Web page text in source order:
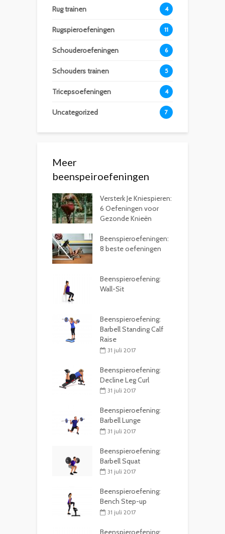
Rug trainen 4
Rugspieroefeningen 11
Schouderoefeningen 6
Schouders trainen 5
Tricepsoefeningen 4
Uncategorized 7
Meer
beenspeiroefeningen
Versterk Je Kniespieren:
6 Oefeningen voor
Gezonde Knieën
Beenspieroefeningen:
8 beste oefeningen
Beenspieroefening:
Wall-Sit
Beenspieroefening:
Barbell Standing Calf
Raise
31 juli 2017
Beenspieroefening:
Decline Leg Curl
31 juli 2017
Beenspieroefening:
Barbell Lunge
31 juli 2017
Beenspieroefening:
Barbell Squat
31 juli 2017
Beenspieroefening:
Bench Step-up
31 juli 2017
Beenspieroefening: